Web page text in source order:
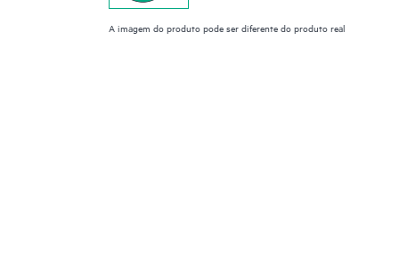
A imagem do produto pode ser diferente do produto real